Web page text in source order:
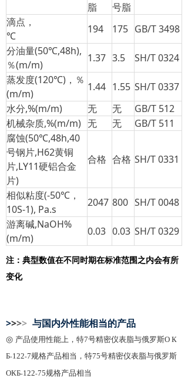
脂
号脂
滴点，
℃
194 175 GB/T 3498
分油量(50℃,48h),
％(m/m)
1.37 3.5
SH/T 0324
蒸发度(120℃)，％
(m/m)
1.44 1.55 SH/T 0337
水分,%(m/m)
无 无
GB/T 512
机械杂质,%(m/m) 无 无
GB/T 511
腐蚀(50℃,48h,40
号钢片,H62黄铜
片,LY11硬铝合金
片)
合格 合格 SH/T 0331
相似粘度(-50℃，
10S-1), Pa.s
2047 800 SH/T 0048
游离碱,NaOH%
(m/m)
0.03 0.03 SH/T 0329
注：典型数值在不同时期在标准范围之内会有所
变化
>>>> 与国内外性能相当的产品
◎ 产品使用性能上，特7号精密仪表脂与俄罗斯О К
Б-122-7规格产品相当， 特75号精密仪表脂与俄罗斯
ОКБ-122-75规格产品相当